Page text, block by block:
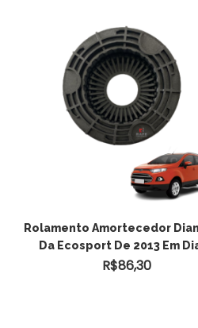
ADICIONAR AO
CARRINHO
Rolamento Amortecedor
Da Ecosport De 2013 Em
R$86,30